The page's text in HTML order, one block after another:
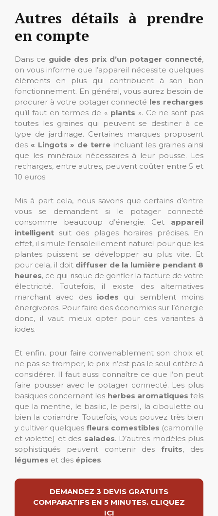
Autres détails à prendre
en compte
Dans ce guide des prix d’un potager connecté,
on vous informe que l’appareil nécessite quelques
éléments en plus qui contribuent à son bon
fonctionnement. En général, vous aurez besoin de
procurer à votre potager connecté les recharges
qu’il faut en termes de « plants ». Ce ne sont pas
toutes les graines qui peuvent se destiner à ce
type de jardinage. Certaines marques proposent
des « Lingots » de terreincluant les graines ainsi
que les minéraux nécessaires à leur pousse. Les
recharges, entre autres, peuvent coûter entre 5 et
10 euros.
Mis à part cela, nous savons que certains d’entre
vous se demandent si le potager connecté
consomme beaucoup d’énergie. Cet appareil
intelligent suit des plages horaires précises. En
effet, il simule l’ensoleillement naturel pour que les
plantes puissent se développer au plus vite. Et
pour cela, il doit diffuser de la lumière pendant 8
heures, ce qui risque de gonfler la facture de votre
électricité. Toutefois, il existe des alternatives
marchant avec des iodes qui semblent moins
énergivores. Pour faire des économies sur l’énergie
donc, il vaut mieux opter pour ces variantes à
iodes.
Et enfin, pour faire convenablement son choix et
ne pas se tromper, le prix n’est pas le seul critère à
considérer. Il faut aussi connaître ce que l’on peut
faire pousser avec le potager connecté. Les plus
basiques concernent les herbes aromatiques tels
que la menthe, le basilic, le persil, la ciboulette ou
bien la coriandre. Toutefois, vous pouvez très bien
y cultiver quelques fleurs comestibles (camomille
et violette) et des salades. D’autres modèles plus
sophistiqués peuvent contenir desfruits, des
légumes et des épices.
DEMANDEZ 3 DEVIS GRATUITS
COMPARATIFS EN 5 MINUTES. CLIQUEZ
ICI